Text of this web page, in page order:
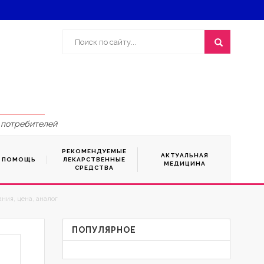
ПОМОЩЬ
РЕКОМЕНДУЕМЫЕ
ЛЕКАРСТВЕННЫЕ
СРЕДСТВА
АКТУАЛЬНАЯ
МЕДИЦИНА
цена, аналог
ПОПУЛЯРНОЕ